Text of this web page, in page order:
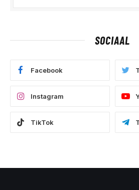
SOCIAAL
Facebook
Instagram
TikTok